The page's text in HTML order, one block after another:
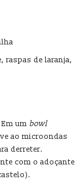
raspas de laranja,
um bowl
ao microondas
derreter.
com o adoçante